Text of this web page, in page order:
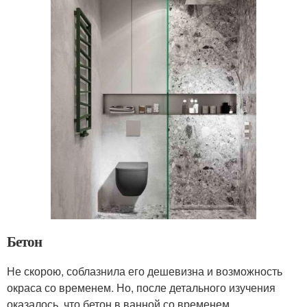
Бетон
Не скорою, соблазнила его дешевизна и возможность
окраса со временем. Но, после детального изучения
оказалось, что бетон в ванной со временем